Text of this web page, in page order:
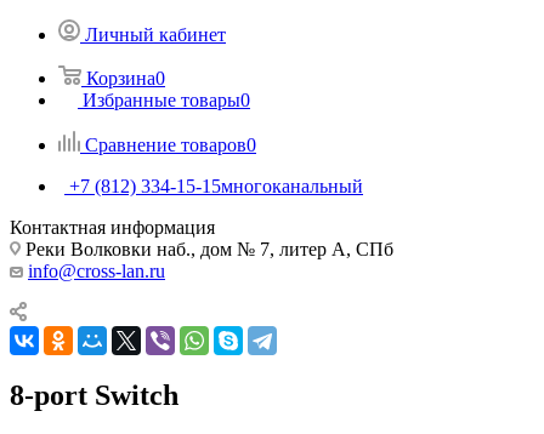
Личный кабинет
Корзина0
Избранные товары0
Сравнение товаров0
+7 (812) 334-15-15многоканальный
Контактная информация
Реки Волковки наб., дом № 7, литер А, СПб
info@cross-lan.ru
8-port Switch